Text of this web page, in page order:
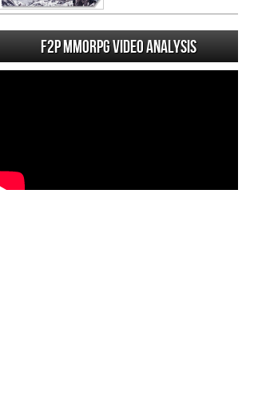
F2P MMORPG Video analysis